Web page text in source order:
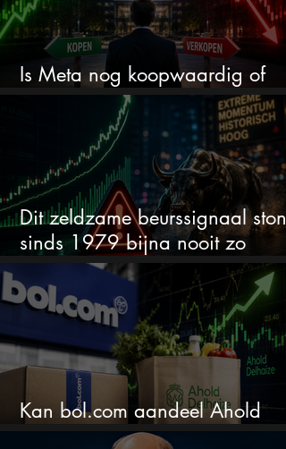
Is Meta nog koopwaardig of
wordt het tijd om te verkopen?
Dit zeldzame beurssignaal stond
sinds 1979 bijna nooit zo
extreem
Kan bol.com aandeel Ahold
nieuw leven inblazen?